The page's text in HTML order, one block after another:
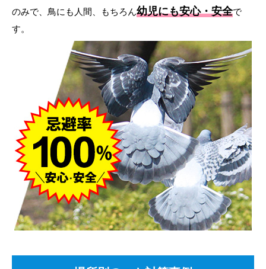
のみで、鳥にも人間、もちろん幼児にも安心・安全で
す。